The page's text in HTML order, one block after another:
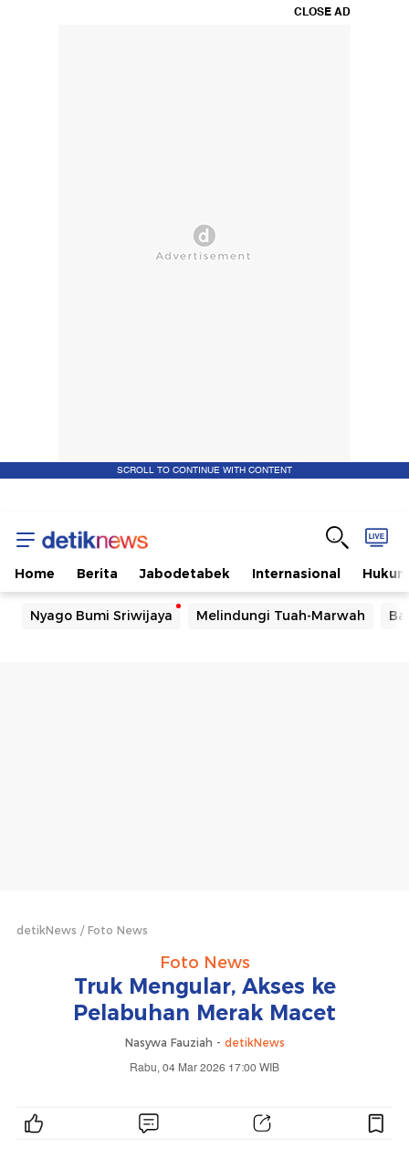
CLOSE AD
SCROLL TO CONTINUE WITH CONTENT
Home Berita Jabodetabek Internasional Hukum
Nyago Bumi Sriwijaya Melindungi Tuah-Marwah
detikNews Foto News
Foto News
Truk Mengular, Akses ke
Pelabuhan Merak Macet
Nasywa Fauziah - detikNews
Rabu, 04 Mar 2026 17:00 WIB